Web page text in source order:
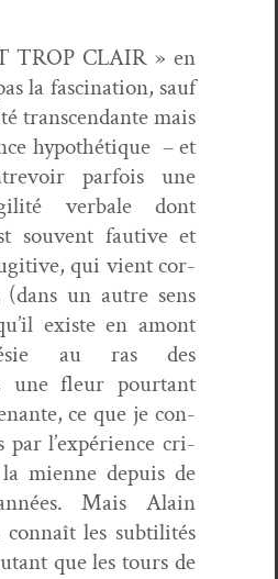
TROP CLAIR » en
la fas­ci­na­tion, sauf
tran­scen­dante mais
hypothé­tique – et
par­fois une
ver­bale dont
sou­vent fau­tive et
qui vient cor­
(dans un autre sens
existe en amont
au ras des
une fleur pour­tant
ce que je con­
par l’expérience cri­
mienne depuis de
Mais Alain
les sub­til­ités
que les tours de